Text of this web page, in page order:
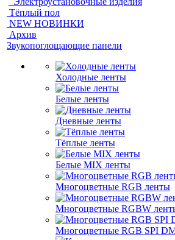
Тёплый пол
NEW НОВИНКИ
Архив
Звукопоглощающие панели
Холодные ленты
Белые ленты
Дневные ленты
Тёплые ленты
Белые MIX ленты
Многоцветные RGB ленты
Многоцветные RGBW
Многоцветные RGB SPI